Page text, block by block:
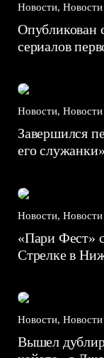
Новости,
Опубликован
сериалов
Новости,
Завершился
его
Новости,
«Пари Фест»
Стрелке в
Новости,
Вышел